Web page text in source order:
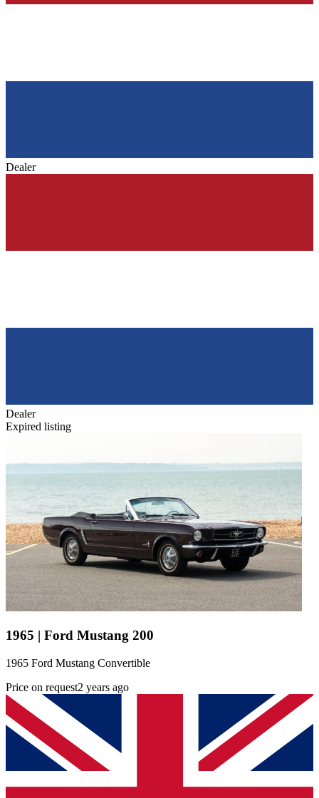
Dealer
Dealer
Expired listing
1965 | Ford Mustang 200
1965 Ford Mustang Convertible
Price on request2 years ago